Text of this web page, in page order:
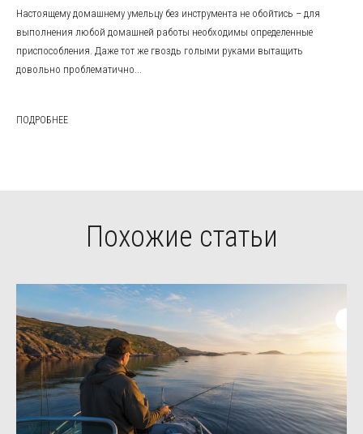
Настоящему домашнему умельцу без инструмента не обойтись – для
выполнения любой домашней работы необходимы определенные
приспособления. Даже тот же гвоздь голыми руками вытащить
довольно проблематично...
ПОДРОБНЕЕ
Похожие статьи